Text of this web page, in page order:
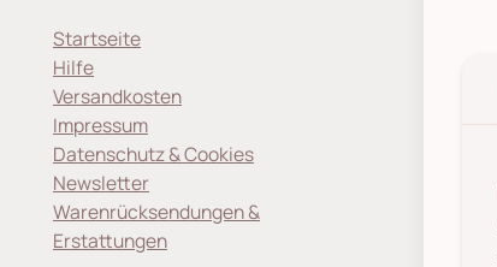
Startseite
Hilfe
Versandkosten
Impressum
Datenschutz & Cookies
Newsletter
Warenrücksendungen &
Erstattungen